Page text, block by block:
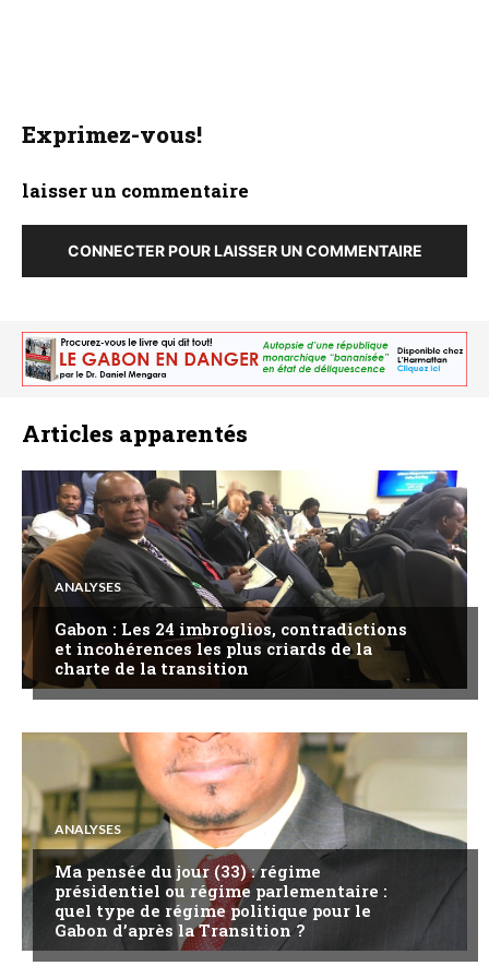
Exprimez-vous!
laisser un commentaire
CONNECTER POUR LAISSER UN COMMENTAIRE
Articles apparentés
ANALYSES
Gabon : Les 24 imbroglios, contradictions
et incohérences les plus criards de la
charte de la transition
ANALYSES
Ma pensée du jour (33) : régime
présidentiel ou régime parlementaire :
quel type de régime politique pour le
Gabon d’après la Transition ?